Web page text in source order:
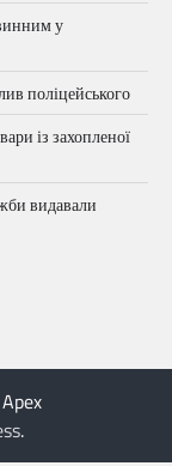
у
поліцейського
із захопленої
видавали
.